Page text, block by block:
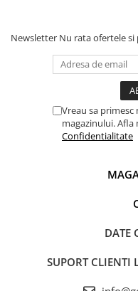
Newsletter Nu rata ofertele
Vreau sa
magazinului. Afla
Confidentialitate
DATE
SUPORT CLIENTI